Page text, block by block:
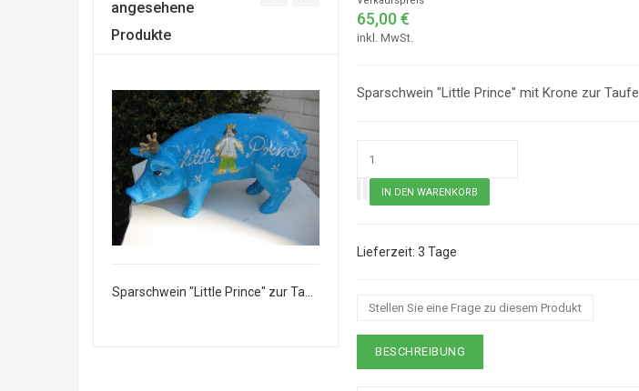
65,00 €
inkl. MwSt.
Sparschwein "Little Prince" mit Krone zur Taufe
3 Tage
Stellen Sie eine Frage zu diesem Produkt
BESCHREIBUNG
angesehene
Produkte